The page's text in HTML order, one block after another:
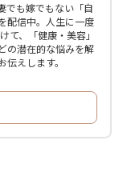
でも嫁でもない「自
配信中。人生に一度
て、「健康・美容」
の潜在的な悩みを解
えします。